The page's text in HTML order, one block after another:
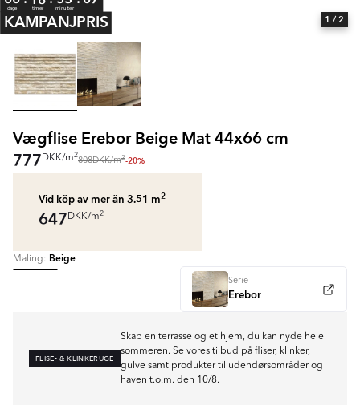
dage timer minutter
KAMPANJPRIS 1 / 2
Vægflise Erebor Beige Mat 44x66 cm
777 DKK/m2
808DKK/m2-20%
Vid köp av mer än 3.51 m2
647 DKK/m2
Maling: Beige
Serie
Erebor
FLISE- & KLINKERUGE
Skab en terrasse og et hjem, du kan nyde hele
sommeren. Se vores tilbud på fliser, klinker,
gulve samt produkter til udendørsområder og
haven t.o.m. den 10/8.